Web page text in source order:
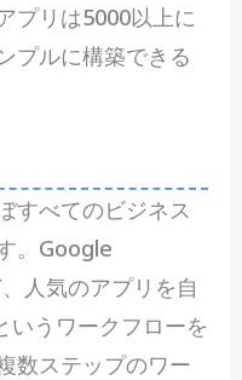
プリは5000以上に
プルに構築できる
すべてのビジネス
。Google
人気のアプリを自
いうワークフローを
数ステップのワー